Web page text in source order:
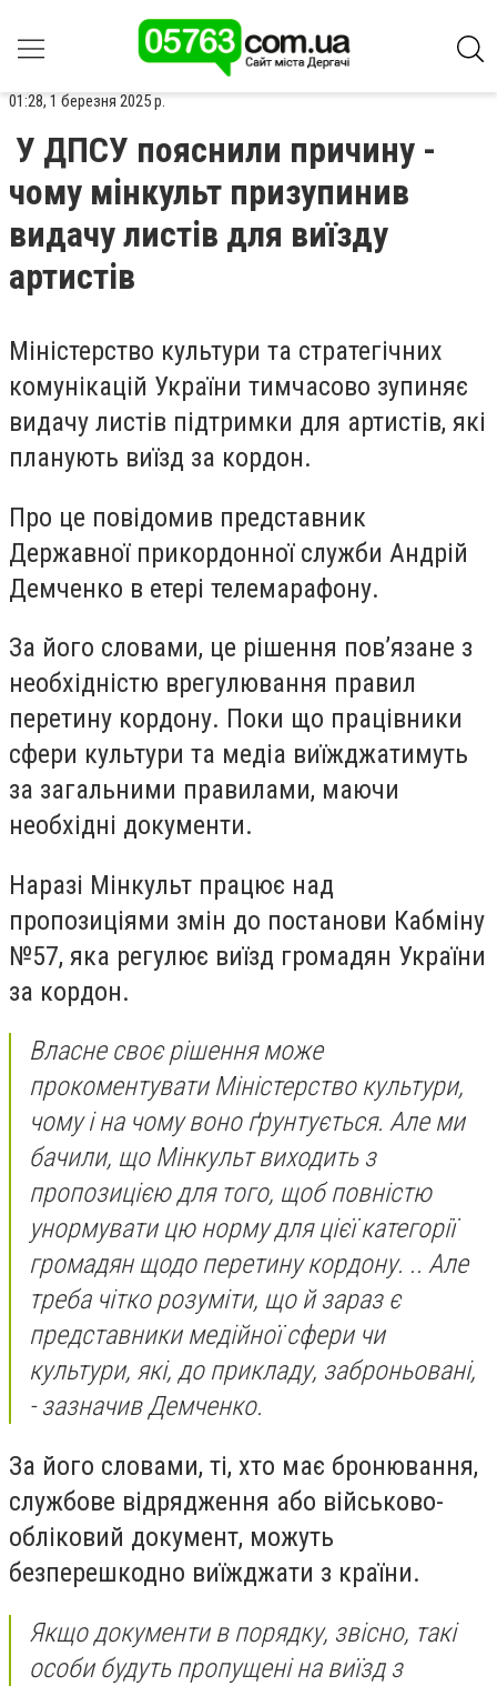
01:28, 1 березня 2025 р.
У ДПСУ пояснили причину -
чому мінкульт призупинив
видачу листів для виїзду
артистів
Міністерство культури та стратегічних
комунікацій України тимчасово зупиняє
видачу листів підтримки для артистів, які
планують виїзд за кордон.
Про це повідомив представник
Державної прикордонної служби Андрій
Демченко в етері телемарафону.
За його словами, це рішення пов’язане з
необхідністю врегулювання правил
перетину кордону. Поки що працівники
сфери культури та медіа виїжджатимуть
за загальними правилами, маючи
необхідні документи.
Наразі Мінкульт працює над
пропозиціями змін до постанови Кабміну
№57, яка регулює виїзд громадян України
за кордон.
Власне своє рішення може
прокоментувати Міністерство культури,
чому і на чому воно ґрунтується. Але ми
бачили, що Мінкульт виходить з
пропозицією для того, щоб повністю
унормувати цю норму для цієї категорії
громадян щодо перетину кордону. .. Але
треба чітко розуміти, що й зараз є
представники медійної сфери чи
культури, які, до прикладу, заброньовані,
- зазначив Демченко.
За його словами, ті, хто має бронювання,
службове відрядження або військово-
обліковий документ, можуть
безперешкодно виїжджати з країни.
Якщо документи в порядку, звісно, такі
особи будуть пропущені на виїзд з